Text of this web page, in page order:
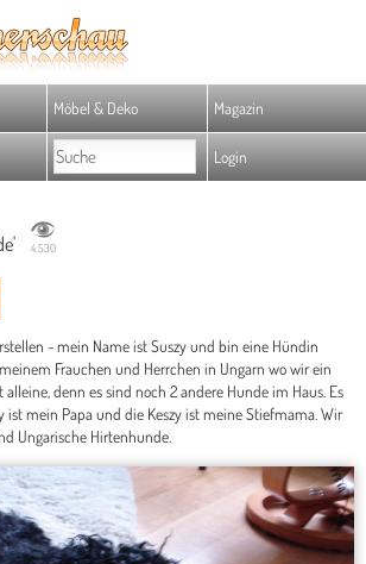
Möbel & Deko Magazin
Login
4.530
- mein Name ist Suszy und bin eine Hündin
Frauchen und Herrchen in Ungarn wo wir ein
denn es sind noch 2 andere Hunde im Haus. Es
ist mein Papa und die Keszy ist meine Stiefmama. Wir
Ungarische Hirtenhunde.